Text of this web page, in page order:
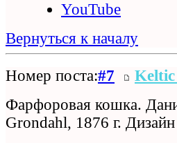
YouTube
Вернуться к началу
Номер поста:#7
Фарфоровая кошка.
Grondahl, 1876 г.